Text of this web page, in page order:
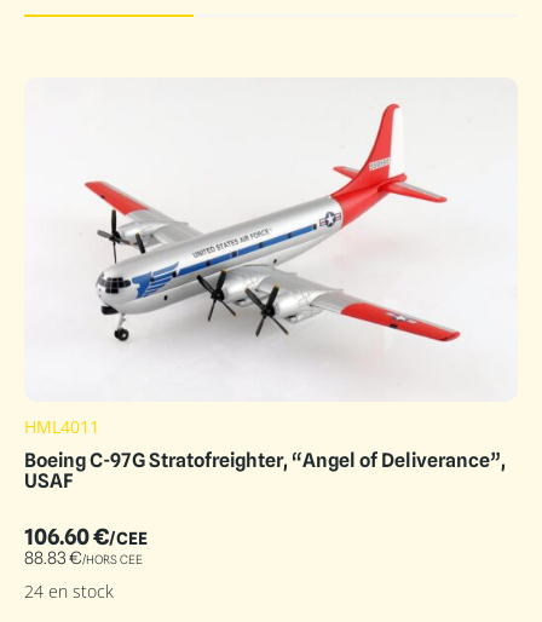
HML4011
Boeing C-97G Stratofreighter, “Angel of Deliverance”,
USAF
106.60€/CEE
88.83€/HORS CEE
24 en stock